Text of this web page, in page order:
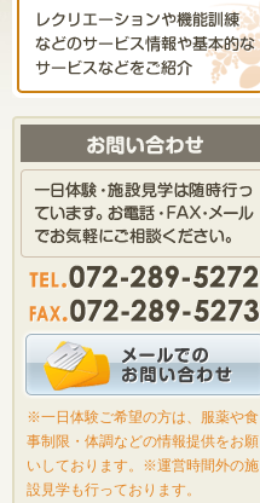
※一日体験ご希望の方は、服薬や食
事制限・体調などの情報提供をお願
いしております。※運営時間外の施
設見学も行っております。